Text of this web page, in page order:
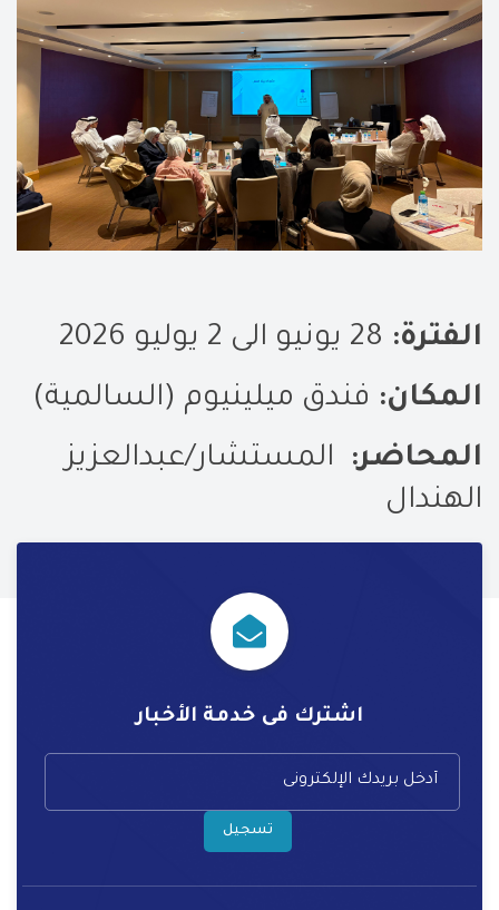
الفترة:
المكان: فندق ميلينيوم (السالمية)
المحاضر: المستشار/عبدالعزيز
الهندال
اشترك فى خدمة الأخبار
تسجيل